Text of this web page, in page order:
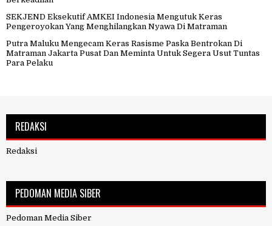
SEKJEND Eksekutif AMKEI Indonesia Mengutuk Keras
Pengeroyokan Yang Menghilangkan Nyawa Di Matraman
Putra Maluku Mengecam Keras Rasisme Paska Bentrokan Di
Matraman Jakarta Pusat Dan Meminta Untuk Segera Usut Tuntas
Para Pelaku
REDAKSI
Redaksi
PEDOMAN MEDIA SIBER
Pedoman Media Siber